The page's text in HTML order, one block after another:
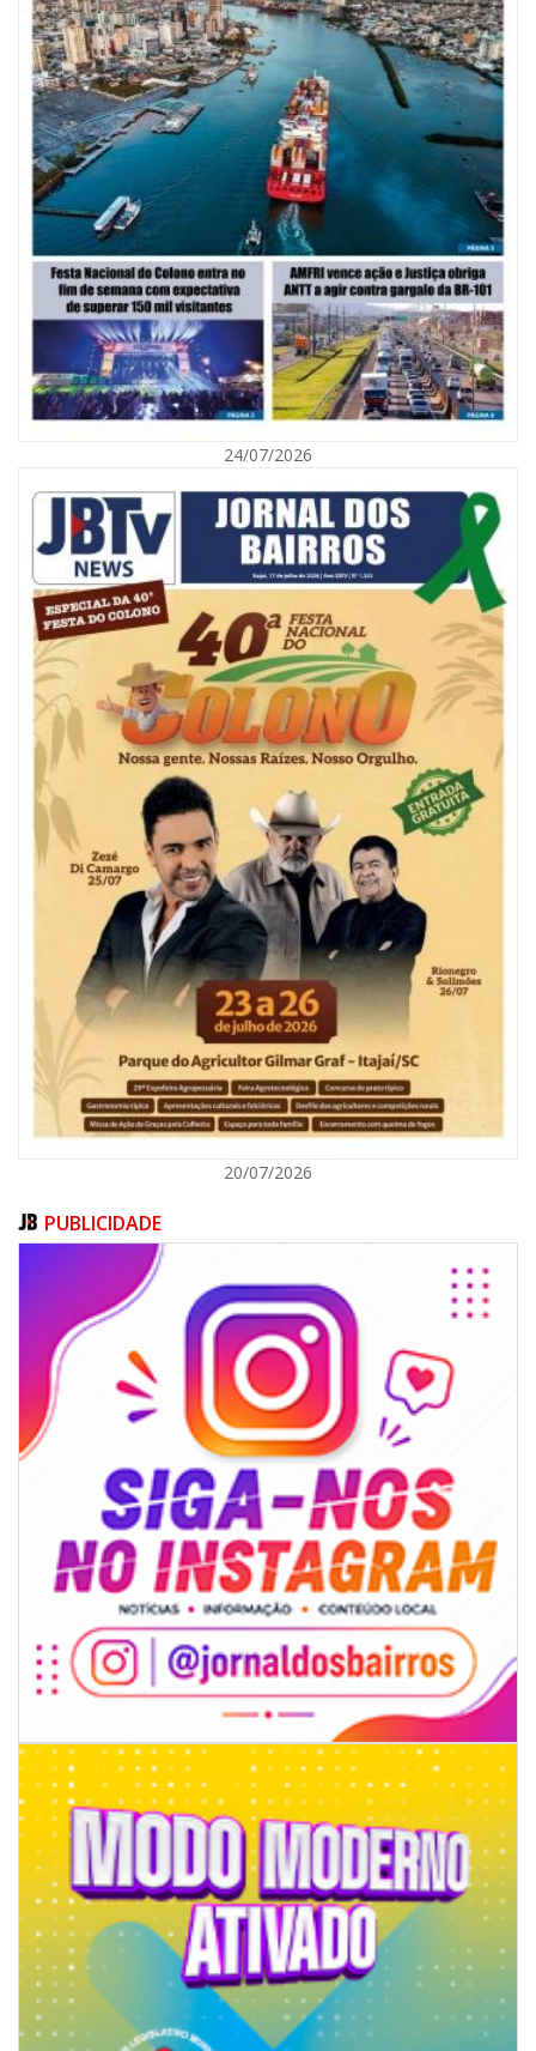
08/08/2026 | 07:00
Saúde de BC abre inscrições para Oficina Regional de Qualidade em
Vigilância Sanitária
PENHA
08/08/2026 | 07:00
Reservatórios de Penha são higienizados com ajuda de mergulhadores e
sem interrupção no abastecimento
ITAJAÍ
08/08/2026 | 07:00
Limpeza de valas e ribeirões avança no interior de Itajaí
24/07/2026
20/07/2026
PUBLICIDADE